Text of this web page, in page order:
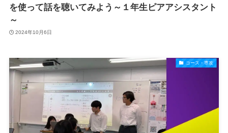
を使って話を聴いてみよう～１年生ピアアシスタント
～
2024年10月6日
コース・専攻